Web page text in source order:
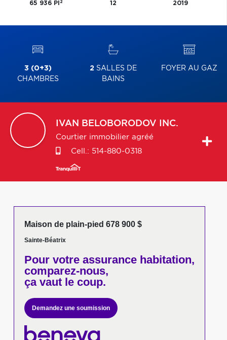
65 936 PI 2
12
2019
3 (0+3)
CHAMBRES
2 SALLES DE
BAINS
FOYER AU GAZ
IVAN BELOBORODOV INC.
Courtier immobilier agréé
Cell.: 514-880-0318
Maison de plain-pied 678 900 $
Sainte-Béatrix
Pour votreassurance habitation,
comparez-nous,
ça vaut le coup.
Demandez une soumission